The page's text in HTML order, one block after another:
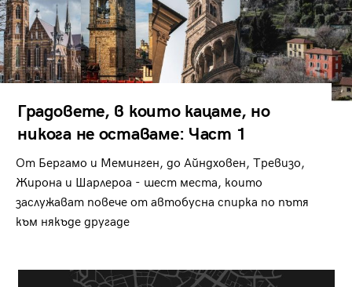
Градовете, в които кацаме, но
никога не оставаме: Част 1
От Бергамо и Меминген, до Айндховен, Тревизо,
Жирона и Шарлероа - шест места, които
заслужават повече от автобусна спирка по пътя
към някъде другаде